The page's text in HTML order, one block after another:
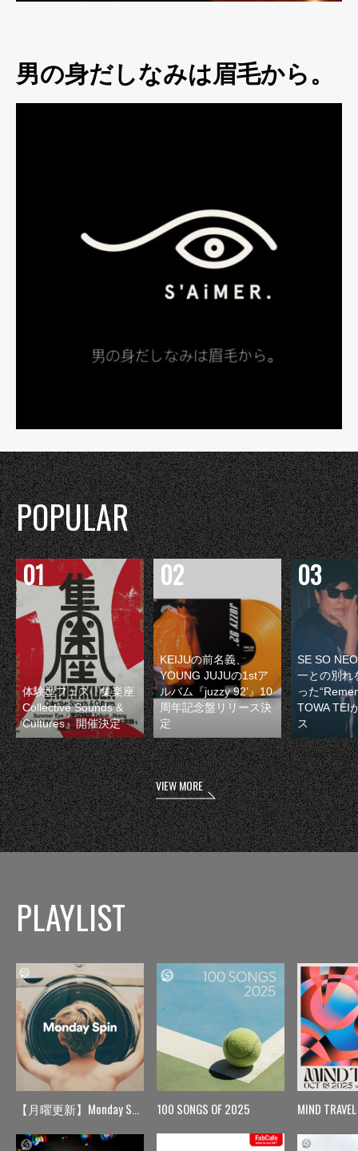
男の身だしなみは眉毛から。
POPULAR
体験型フェス『集楽座
Collective Sounds &
Cultures』開催決定
KEIJUの前名義、
YOUNG JUJUの1stア
ルバム『juzzy 92’』10
周年記念盤リリース決
定
SE SO
一との別れ
った
TOWA TEI
ス
VIEW MORE
PLAYLIST
【月曜更新】Monday Spin 100 SONGS OF 2025 MIND TRAVEL